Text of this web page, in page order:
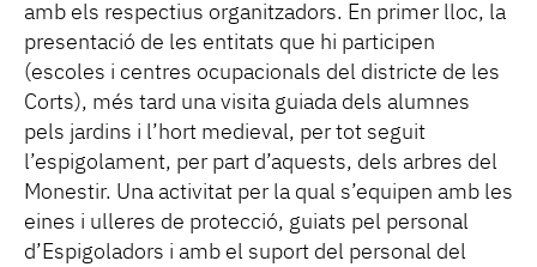
amb els respectius organitzadors. En primer lloc, la
presentació de les entitats que hi participen
(escoles i centres ocupacionals del districte de les
Corts), més tard una visita guiada dels alumnes
pels jardins i l’hort medieval, per tot seguit
l’espigolament, per part d’aquests, dels arbres del
Monestir. Una activitat per la qual s’equipen amb les
eines i ulleres de protecció, guiats pel personal
d’Espigoladors i amb el suport del personal del